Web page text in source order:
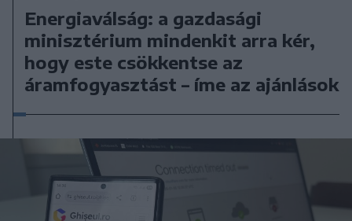
Energiaválság: a gazdasági
minisztérium mindenkit arra kér,
hogy este csökkentse az
áramfogyasztást – íme az ajánlások